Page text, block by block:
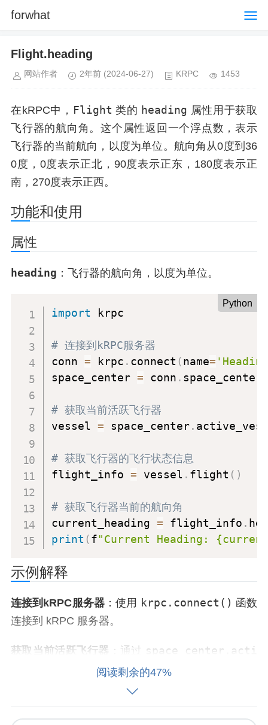
forwhat
Flight.heading
网站作者 2年前 (2024-06-27) KRPC 1453
在kRPC中， Flight 类的 heading 属性用于获取
飞行器的航向角。这个属性返回一个浮点数，表示
飞行器的当前航向，以度为单位。航向角从0度到36
0度，0度表示正北，90度表示正东，180度表示正
南，270度表示正西。
功能和使用
属性
heading ：飞行器的航向角，以度为单位。
Python
import krpc
# 连接到kRPC服务器
conn = krpc . connect (name=
space_center = conn . space_center
# 获取当前活跃飞行器
vessel = space_center.
# 获取飞行器的飞行状态信息
flight_info = vessel . flight ( )
# 获取飞行器当前的航向角
current_heading = flight_info .
print (f"Current Heading:
示例解释
连接到kRPC服务器 ：使用 krpc.connect() 函数
连接到 kRPC 服务器。
获取当前活跃飞行器 ：通过 space_center.acti
获取当前活跃的飞行器对象。
t()获取飞行器的飞行状态信息对象。
阅读剩余的47%